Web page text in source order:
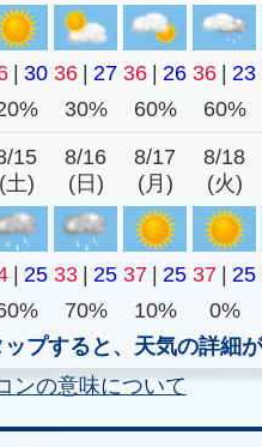
| 30 36 | 27 36 | 26 36 | 23
30% 60% 60%
15
(土)
8/16
(日)
8/17
(月)
8/18
(火)
| 25 33 | 25 37 | 25 37 | 25
70% 10% 0%
ップすると、天気の詳細
ンの意味について